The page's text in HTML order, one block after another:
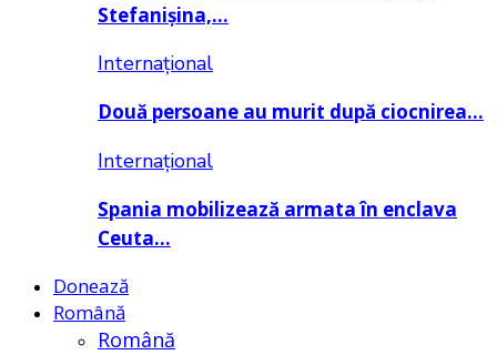
Stefanișina,…
Internațional
Două persoane au murit după ciocnirea…
Internațional
Spania mobilizează armata în enclava
Ceuta…
Donează
Română
Română